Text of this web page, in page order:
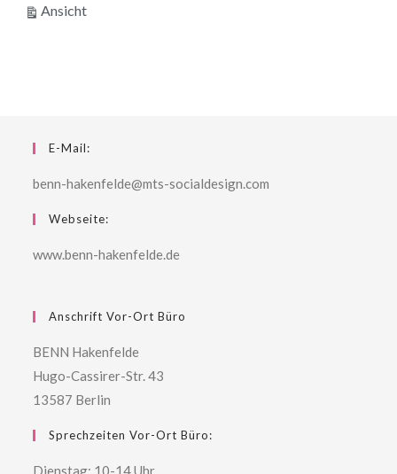
Ansichtausdrucken
E-Mail:
benn-hakenfelde@mts-socialdesign.com
Webseite:
www.benn-hakenfelde.de
Anschrift Vor-Ort Büro
BENN Hakenfelde
Hugo-Cassirer-Str. 43
13587 Berlin
Sprechzeiten Vor-Ort Büro:
Dienstag: 10-14 Uhr